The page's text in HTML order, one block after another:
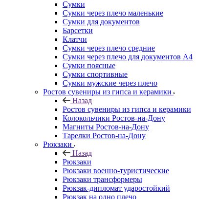
Сумки
Сумки через плечо маленькие
Сумки для документов
Барсетки
Клатчи
Сумки через плечо средние
Сумки через плечо для документов А4
Сумки поясные
Сумки спортивные
Сумки мужские через плечо
Ростов сувениры из гипса и керамики
Назад
Ростов сувениры из гипса и керамики
Колокольчики Ростов-на-Дону
Магниты Ростов-на-Дону
Тарелки Ростов-на-Дону
Рюкзаки
Назад
Рюкзаки
Рюкзаки военно-туристические
Рюкзаки трансформеры
Рюкзак-дипломат ударостойкий
Рюкзак на одно плечо